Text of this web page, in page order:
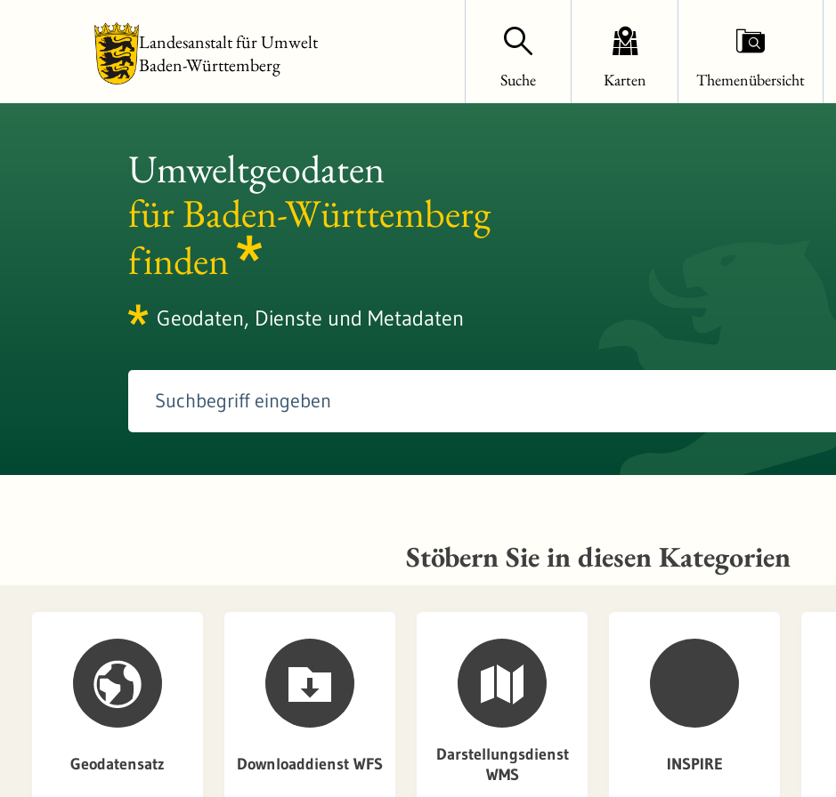
Landesanstalt für Umwelt
Baden-Württemberg
Suche Karten Themenübersicht
Umweltgeodaten
für Baden-Württemberg
finden
Geodaten, Dienste und Metadaten
Stöbern Sie in diesen Kategorien
Geodatensatz Downloaddienst WFS
Darstellungsdienst
WMS
INSPIRE